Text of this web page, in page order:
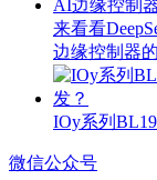
来看看
边缘控制器
IOy系列
微信公众号